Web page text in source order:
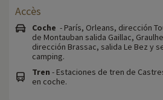
Accès
Coche - París, Orleans, dirección
de Montauban salida Gaillac,
dirección Brassac, salida Le Bez y
camping.
Tren - Estaciones de tren de
en coche.